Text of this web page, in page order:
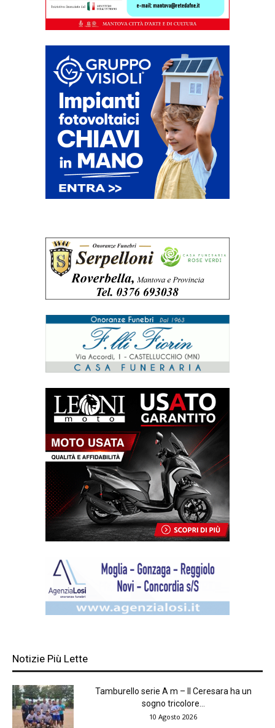
Notizie Più Lette
Tamburello serie A m – Il Ceresara ha un
sogno tricolore...
10 Agosto 2026